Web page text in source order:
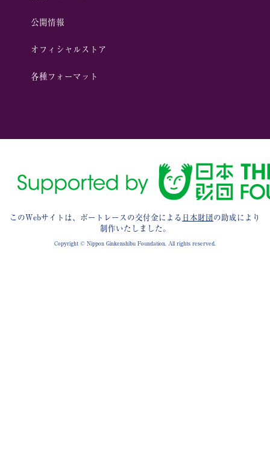
公開情報
オフィシャルストア
各種フォーマット
このWebサイトは、ボートレースの交付金による 日本財団の助成により
制作いたしました。
Copyright © Nippon Ginkenshibu Foundation. All rights reserved.